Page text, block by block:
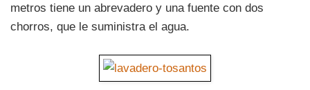
metros tiene un abrevadero y una fuente con dos
chorros, que le suministra el agua.